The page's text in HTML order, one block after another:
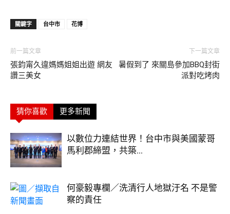
關鍵字 台中市 花博
前一篇文章
張鈞甯久違媽媽姐姐出遊 網友
讚三美女
下一篇文章
暑假到了 來關島參加BBQ封街
派對吃烤肉
猜你喜歡 更多新聞
以數位力連結世界！台中市與美國蒙哥
馬利郡締盟，共築...
何豪毅專欄／洗清行人地獄汙名 不是警
察的責任